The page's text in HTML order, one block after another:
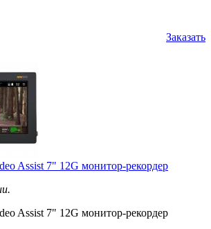
Заказать
Assist 7" 12G монитор-рекордер
Assist 7" 12G монитор-рекордер